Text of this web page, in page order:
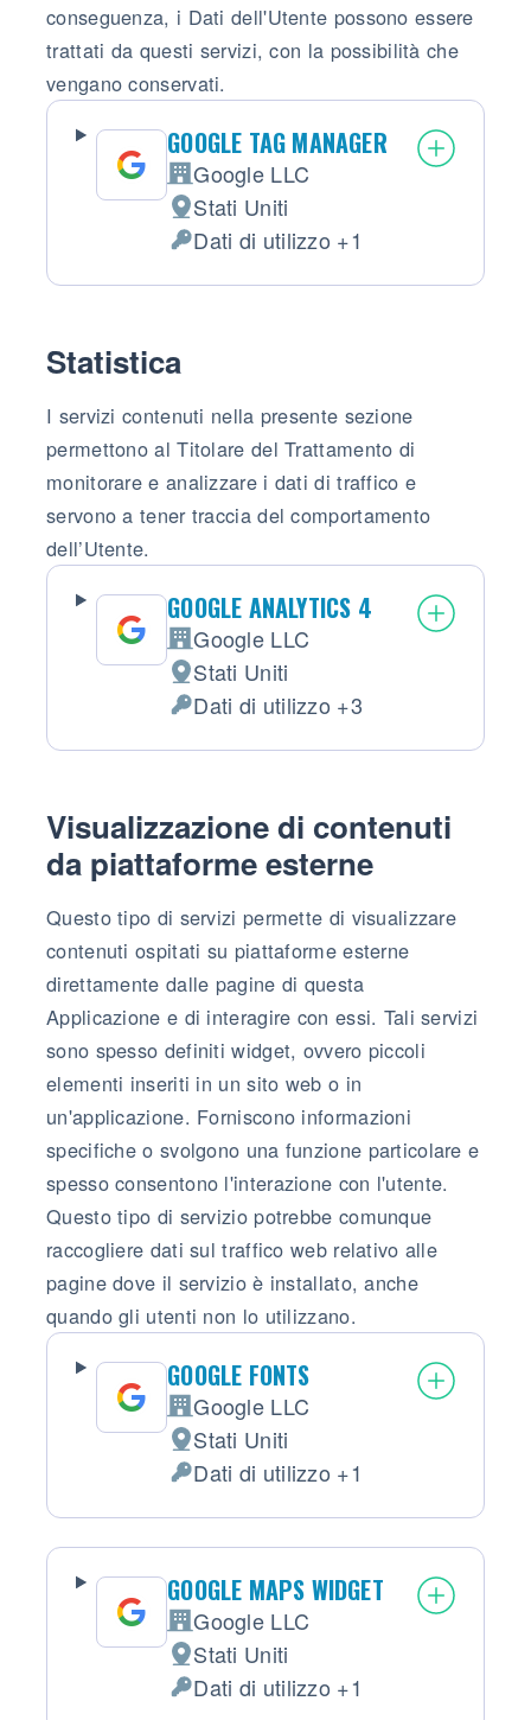
conseguenza, i Dati dell'Utente possono essere
trattati da questi servizi, con la possibilità che
vengano conservati.
GOOGLE TAG MANAGER
Azienda:
Google LLC
Luogo del trattamento:
Stati Uniti
Dati Personali trattati:
Dati di utilizzo +1
Statistica
I servizi contenuti nella presente sezione
permettono al Titolare del Trattamento di
monitorare e analizzare i dati di traffico e
servono a tener traccia del comportamento
dell’Utente.
GOOGLE ANALYTICS 4
Azienda:
Google LLC
Luogo del trattamento:
Stati Uniti
Dati Personali trattati:
Dati di utilizzo +3
Visualizzazione di contenuti
da piattaforme esterne
Questo tipo di servizi permette di visualizzare
contenuti ospitati su piattaforme esterne
direttamente dalle pagine di questa
Applicazione e di interagire con essi. Tali servizi
sono spesso definiti widget, ovvero piccoli
elementi inseriti in un sito web o in
un'applicazione. Forniscono informazioni
specifiche o svolgono una funzione particolare e
spesso consentono l'interazione con l'utente.
Questo tipo di servizio potrebbe comunque
raccogliere dati sul traffico web relativo alle
pagine dove il servizio è installato, anche
quando gli utenti non lo utilizzano.
GOOGLE FONTS
Azienda:
Google LLC
Luogo del trattamento:
Stati Uniti
Dati Personali trattati:
Dati di utilizzo +1
GOOGLE MAPS WIDGET
Azienda:
Google LLC
Luogo del trattamento:
Stati Uniti
Dati Personali trattati:
Dati di utilizzo +1